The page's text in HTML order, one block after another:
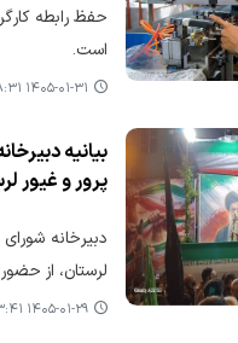
حفظ رابطه
است.
۱۴۰۵-۰۱-۳۱ ۰۸:۳۱
بیانیه
پرور و غیور
دبیرخانه
لرستان، از
۱۴۰۵-۰۱-۲۹ ۱۳:۴۱